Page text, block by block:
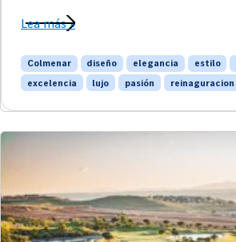
Lea más »
Colmenar diseño elegancia estilo
excelencia
lujo pasión reinaguracion